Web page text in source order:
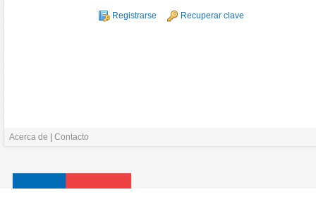
Registrarse Recuperar clave
Acerca de Contacto